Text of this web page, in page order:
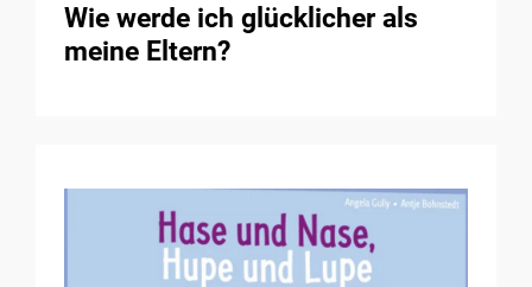
Wie werde ich glücklicher als
meine Eltern?